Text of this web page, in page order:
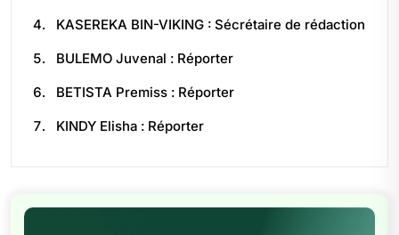
KASEREKA BIN-VIKING : Sécrétaire de rédaction
BULEMO Juvenal : Réporter
BETISTA Premiss : Réporter
KINDY Elisha : Réporter